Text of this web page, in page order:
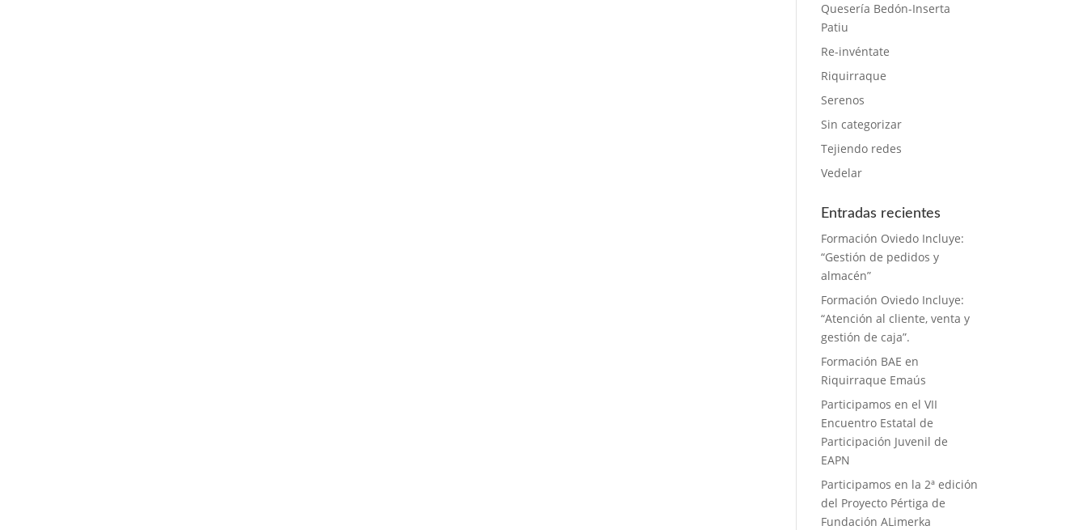
Quesería Bedón-Inserta
Patiu
Re-invéntate
Riquirraque
Serenos
Sin categorizar
Tejiendo redes
Vedelar
Entradas recientes
Formación Oviedo Incluye:
“Gestión de pedidos y
almacén”
Formación Oviedo Incluye:
“Atención al cliente, venta y
gestión de caja”.
Formación BAE en
Riquirraque Emaús
Participamos en el VII
Encuentro Estatal de
Participación Juvenil de
EAPN
Participamos en la 2ª edición
del Proyecto Pértiga de
Fundación ALimerka